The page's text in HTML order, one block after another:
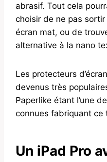
abrasif. Tout cela
choisir de ne pas sortir
écran mat, ou de
alternative à la nano
Les protecteurs
devenus très
Paperlike étant l’une
connues fabriquant ce
Un iPad Pro